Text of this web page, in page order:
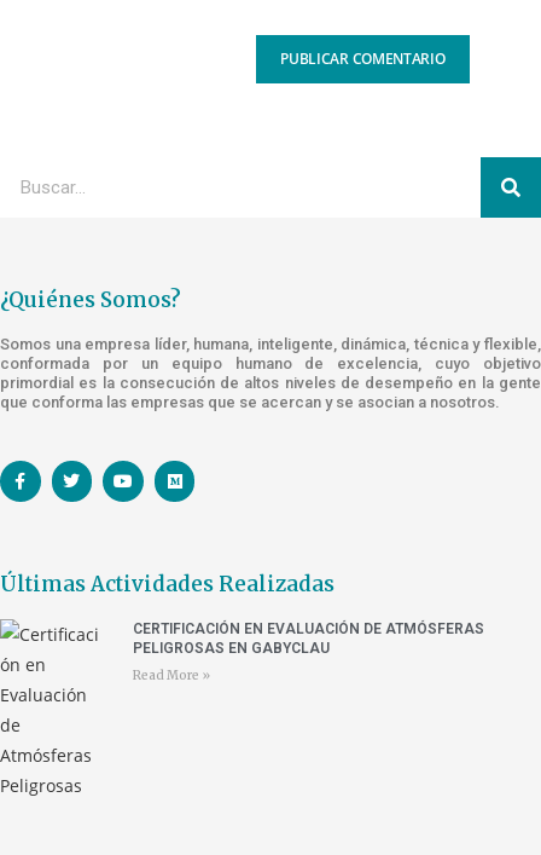
¿Quiénes Somos?
Somos una empresa líder, humana, inteligente, dinámica, técnica y flexible,
conformada por un equipo humano de excelencia, cuyo objetivo
primordial es la consecución de altos niveles de desempeño en la gente
que conforma las empresas que se acercan y se asocian a nosotros.
Últimas Actividades Realizadas
CERTIFICACIÓN EN EVALUACIÓN DE ATMÓSFERAS
PELIGROSAS EN GABYCLAU
Read More »